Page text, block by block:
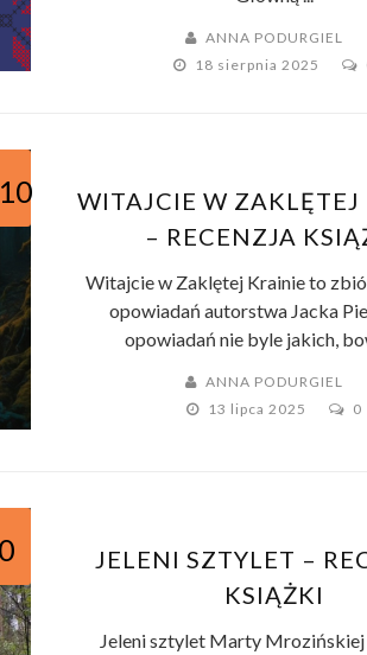
ANNA PODURGIEL
18 sierpnia 2025
WITAJCIE W ZAKLĘTEJ
– RECENZJA
Witajcie w Zaklętej Krainie to
opowiadań autorstwa Jacka
opowiadań nie byle jakich,
ANNA PODURGIEL
13 lipca 2025
0
JELENI SZTYLET –
KSIĄŻKI
Jeleni sztylet Marty Mrozińskiej